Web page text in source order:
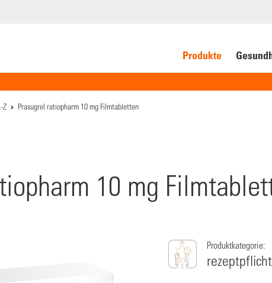
Produkte
Z Prasugrel ratiopharm 10 mg Filmtabletten
10 mg
Produktkategorie: